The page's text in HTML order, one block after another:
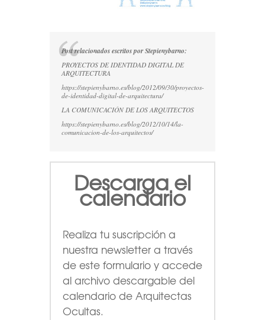
Post relacionados escritos por Stepienybarno:
PROYECTOS DE IDENTIDAD DIGITAL DE
ARQUITECTURA
https://stepienybarno.es/blog/2012/09/30/proyectos-
de-identidad-digital-de-arquitectura/
LA COMUNICACIÓN DE LOS ARQUITECTOS
https://stepienybarno.es/blog/2012/10/14/la-
comunicacion-de-los-arquitectos/
Descarga el
calendario
Realiza tu suscripción a
nuestra newsletter a través
de este formulario y accede
al archivo descargable del
calendario de Arquitectas
Ocultas.